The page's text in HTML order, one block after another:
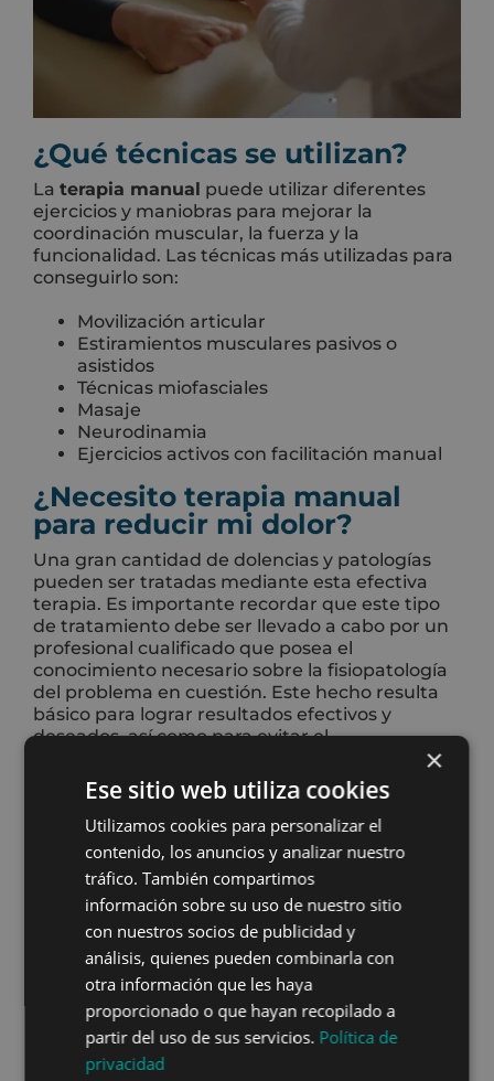
¿Qué técnicas se utilizan?
La terapia manual puede utilizar diferentes
ejercicios y maniobras para mejorar la
coordinación muscular, la fuerza y la
funcionalidad. Las técnicas más utilizadas para
conseguirlo son:
Movilización articular
Estiramientos musculares pasivos o
asistidos
Técnicas miofasciales
Masaje
Neurodinamia
Ejercicios activos con facilitación manual
¿Necesito terapia manual
para reducir mi dolor?
Una gran cantidad de dolencias y patologías
pueden ser tratadas mediante esta efectiva
terapia. Es importante recordar que este tipo
de tratamiento debe ser llevado a cabo por un
profesional cualificado que posea el
conocimiento necesario sobre la fisiopatología
del problema en cuestión. Este hecho resulta
básico para lograr resultados efectivos y
deseados, así como para evitar el
persona.
Algunas de las dolencias que se pueden tratar
mediante esta técnicaen nuestra clínica
Activefisio
son las siguientes:
Esguinces
Bursitis
Lesiones musculares
Hernias discales
Lumbalgias
Dolor de cabeza y migraña
Bruxismo
×
Ese sitio web utiliza cookies
Utilizamos cookies para personalizar el
contenido, los anuncios y analizar nuestro
tráfico. También compartimos
información sobre su uso de nuestro sitio
con nuestros socios de publicidad y
análisis, quienes pueden combinarla con
otra información que les haya
proporcionado o que hayan recopilado a
partir del uso de sus servicios. Política de
privacidad